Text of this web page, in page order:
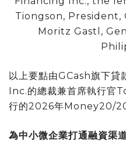
Tiongson, President,
Moritz Gastl,
以上要點由GCash旗下
Inc.的總裁兼首席執行官
行的2026年Money20/20
為中小微企業打通融資渠